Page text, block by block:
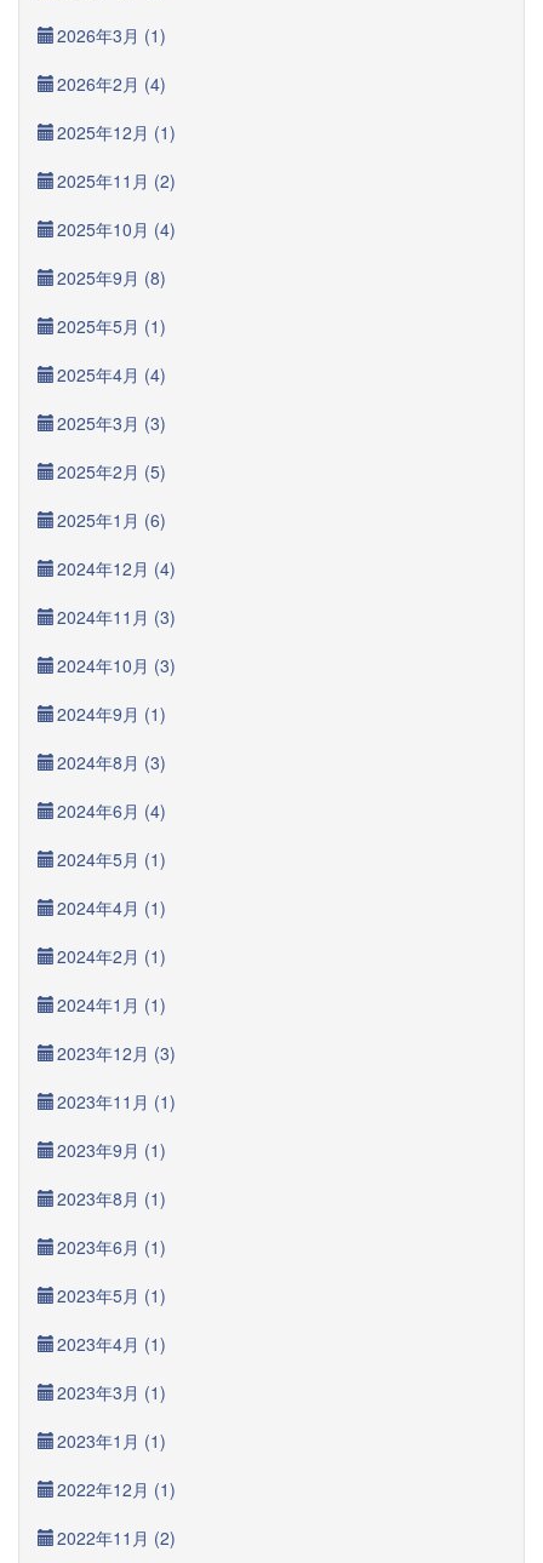
2026年3月 (1)
2026年2月 (4)
2025年12月 (1)
2025年11月 (2)
2025年10月 (4)
2025年9月 (8)
2025年5月 (1)
2025年4月 (4)
2025年3月 (3)
2025年2月 (5)
2025年1月 (6)
2024年12月 (4)
2024年11月 (3)
2024年10月 (3)
2024年9月 (1)
2024年8月 (3)
2024年6月 (4)
2024年5月 (1)
2024年4月 (1)
2024年2月 (1)
2024年1月 (1)
2023年12月 (3)
2023年11月 (1)
2023年9月 (1)
2023年8月 (1)
2023年6月 (1)
2023年5月 (1)
2023年4月 (1)
2023年3月 (1)
2023年1月 (1)
2022年12月 (1)
2022年11月 (2)